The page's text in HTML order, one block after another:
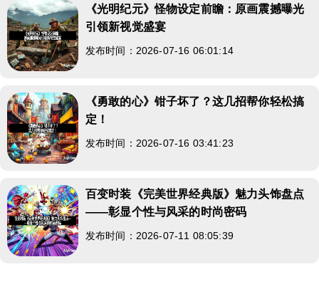
《光明纪元》怪物设定前瞻：原画震撼曝光
引领新视觉盛宴
发布时间：2026-07-16 06:01:14
《勇敢的心》钳子坏了？这几招帮你轻松搞
定！
发布时间：2026-07-16 03:41:23
百变时装《完美世界经典版》魅力头饰盘点
——彰显个性与风采的时尚密码
发布时间：2026-07-11 08:05:39